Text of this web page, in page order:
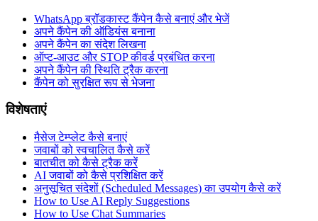
WhatsApp ब्रॉडकास्ट कैंपेन कैसे बनाएं और भेजें
अपने कैंपेन की ऑडियंस बनाना
अपने कैंपेन का संदेश लिखना
ऑप्ट-आउट और STOP कीवर्ड प्रबंधित करना
अपने कैंपेन की स्थिति ट्रैक करना
कैंपेन को सुरक्षित रूप से भेजना
विशेषताएं
मैसेज टेम्प्लेट कैसे बनाएं
जवाबों को स्वचालित कैसे करें
बातचीत को कैसे ट्रैक करें
AI जवाबों को कैसे प्रशिक्षित करें
अनुसूचित संदेशों (Scheduled Messages) का उपयोग कैसे करें
How to Use AI Reply Suggestions
How to Use Chat Summaries